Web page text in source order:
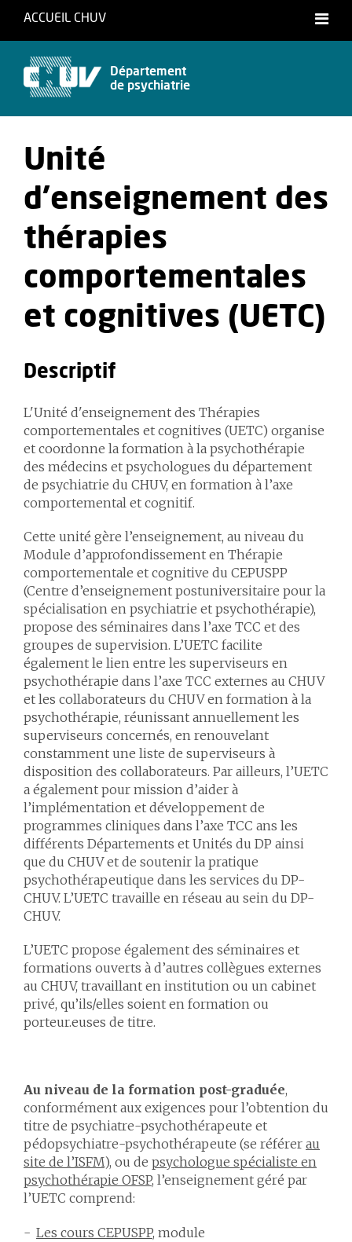
ACCUEIL CHUV
Département
de psychiatrie
Unité
d'enseignement des
thérapies
comportementales
et cognitives (UETC)
Descriptif
L'Unité d'enseignement des Thérapies
comportementales et cognitives (UETC) organise
et coordonne la formation à la psychothérapie
des médecins et psychologues du département
de psychiatrie du CHUV, en formation à l’axe
comportemental et cognitif.
Cette unité gère l’enseignement, au niveau du
Module d’approfondissement en Thérapie
comportementale et cognitive du CEPUSPP
(Centre d’enseignement postuniversitaire pour la
spécialisation en psychiatrie et psychothérapie),
propose des séminaires dans l’axe TCC et des
groupes de supervision. L’UETC facilite
également le lien entre les superviseurs en
psychothérapie dans l’axe TCC externes au CHUV
et les collaborateurs du CHUV en formation à la
psychothérapie, réunissant annuellement les
superviseurs concernés, en renouvelant
constamment une liste de superviseurs à
disposition des collaborateurs. Par ailleurs, l’UETC
a également pour mission d’aider à
l’implémentation et développement de
programmes cliniques dans l’axe TCC ans les
différents Départements et Unités du DP ainsi
que du CHUV et de soutenir la pratique
psychothérapeutique dans les services du DP-
CHUV. L’UETC travaille en réseau au sein du DP-
CHUV.
L’UETC propose également des séminaires et
formations ouverts à d’autres collègues externes
au CHUV, travaillant en institution ou un cabinet
privé, qu’ils/elles soient en formation ou
porteur.euses de titre.
Au niveau de la formation post-graduée,
conformément aux exigences pour l’obtention du
titre de psychiatre-psychothérapeute et
pédopsychiatre-psychothérapeute (se référer au
site de l’ISFM), ou de psychologue spécialiste en
psychothérapie OFSP, l’enseignement géré par
l’UETC comprend:
Les cours CEPUSPP, module